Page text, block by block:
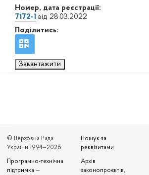
Номер, дата реєстрації:
7172-1 від 28.03.2022
Поділитись:
Завантажити
© Верховна Рада
України 1994—2026
Програмно-технічна
підтримка —
Пошук за
реквізитами
Архів
законопроєктів,